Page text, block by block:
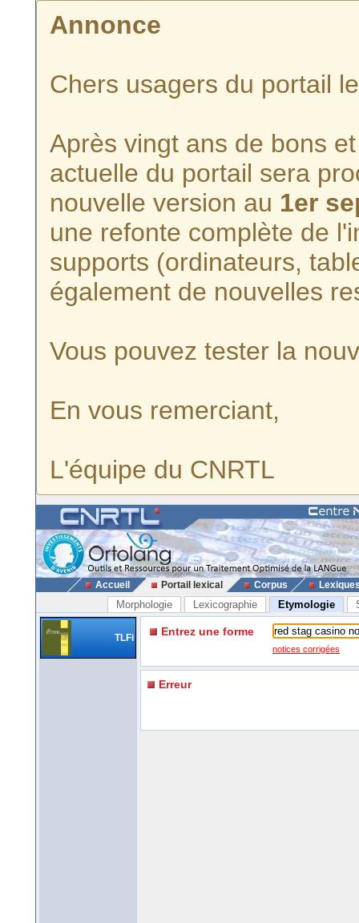
Annonce
Chers usagers du portail
Après vingt ans de bons
actuelle du portail sera
nouvelle version au 1er
une refonte complète de
supports (ordinateurs,
également de nouvelles
Vous pouvez tester la
En vous remerciant,
L'équipe du CNRTL
Accueil Portail lexical Corpus
Morphologie Lexicographie Etymologie
TLFi Entrez une forme
notices corrigées
Erreur